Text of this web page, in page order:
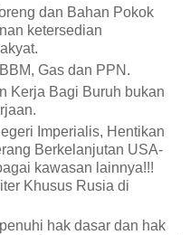
dan Bahan Pokok
ketersedian
Gas dan PPN.
Kerja Bagi Buruh bukan
Imperialis, Hentikan
Berkelanjutan USA-
kawasan lainnya!!!
Khusus Rusia di
hak dasar dan hak